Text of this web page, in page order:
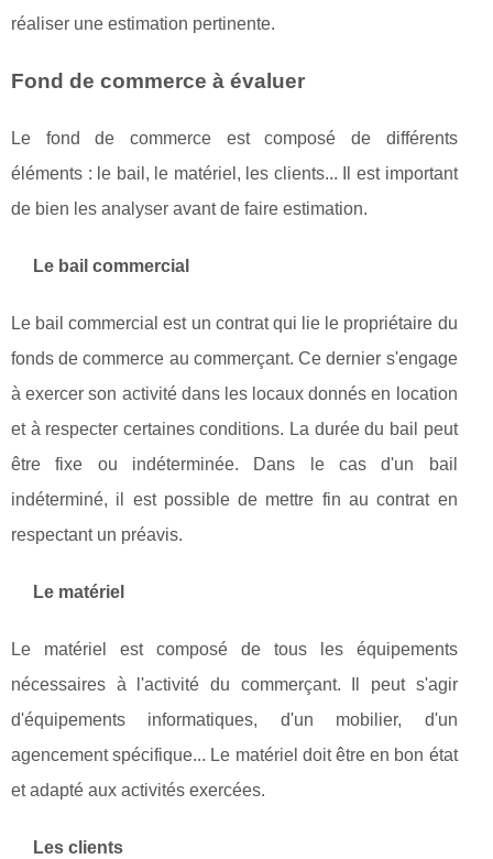
réaliser une estimation pertinente.
Fond de commerce à évaluer
Le fond de commerce est composé de différents
éléments : le bail, le matériel, les clients... Il est important
de bien les analyser avant de faire estimation.
Le bail commercial
Le bail commercial est un contrat qui lie le propriétaire du
fonds de commerce au commerçant. Ce dernier s'engage
à exercer son activité dans les locaux donnés en location
et à respecter certaines conditions. La durée du bail peut
être fixe ou indéterminée. Dans le cas d'un bail
indéterminé, il est possible de mettre fin au contrat en
respectant un préavis.
Le matériel
Le matériel est composé de tous les équipements
nécessaires à l'activité du commerçant. Il peut s'agir
d'équipements informatiques, d'un mobilier, d'un
agencement spécifique... Le matériel doit être en bon état
et adapté aux activités exercées.
Les clients